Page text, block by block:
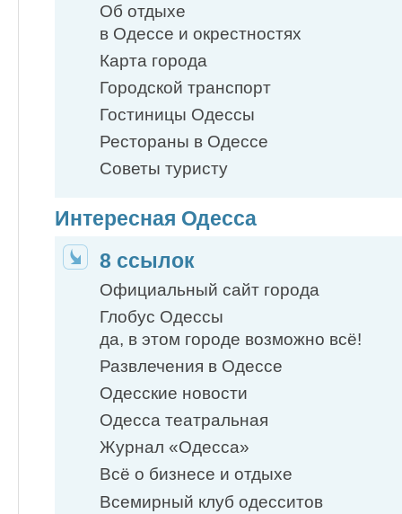
Об отдыхе
в Одессе и окрестностях
Карта города
Городской транспорт
Гостиницы Одессы
Рестораны в Одессе
Советы туристу
Интересная Одесса
8 ссылок
Официальный сайт города
Глобус Одессы
да, в этом городе возможно всё!
Развлечения в Одессе
Одесские новости
Одесса театральная
Журнал «Одесса»
Всё о бизнесе и отдыхе
Всемирный клуб одесситов